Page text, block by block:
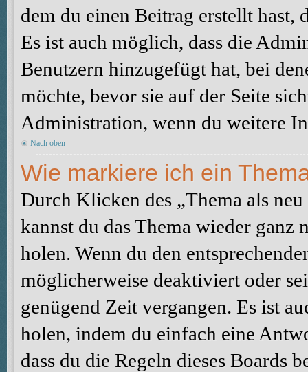
dem du einen Beitrag erstellt hast,
Es ist auch möglich, dass die
Benutzern hinzugefügt hat, bei
möchte, bevor sie auf der Seite
Administration, wenn du weitere
Nach oben
Wie markiere ich ein
Durch Klicken des „Thema als
kannst du das Thema wieder ganz
holen. Wenn du den
möglicherweise deaktiviert oder
genügend Zeit vergangen. Es ist
holen, indem du einfach eine
dass du die Regeln dieses Boards